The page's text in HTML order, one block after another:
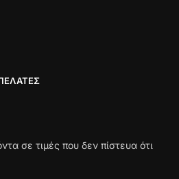
σε τιμές που δεν πίστευα ότι